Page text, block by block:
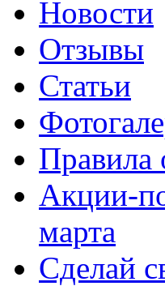
Новости
Отзывы
Статьи
Правила
Акции-
марта
Сделай